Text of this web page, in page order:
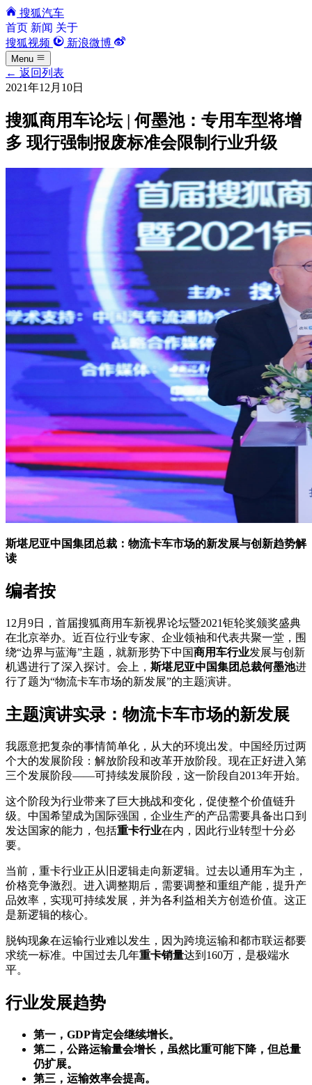
搜狐汽车
首页 新闻 关于
搜狐视频
新浪微博
Menu
← 返回列表
2021年12月10日
搜狐商用车论坛 | 何墨池：专用车型将增
多 现行强制报废标准会限制行业升级
斯堪尼亚中国集团总裁：物流卡车市场的新发展与创新趋势解
读
编者按
12月9日，首届搜狐商用车新视界论坛暨2021钜轮奖颁奖盛典
在北京举办。近百位行业专家、企业领袖和代表共聚一堂，围
绕“边界与蓝海”主题，就新形势下中国商用车行业发展与创新
机遇进行了深入探讨。会上， 斯堪尼亚中国集团总裁何墨池进
行了题为“物流卡车市场的新发展”的主题演讲。
主题演讲实录：物流卡车市场的新发展
我愿意把复杂的事情简单化，从大的环境出发。中国经历过两
个大的发展阶段：解放阶段和改革开放阶段。现在正好进入第
三个发展阶段——可持续发展阶段，这一阶段自2013年开始。
这个阶段为行业带来了巨大挑战和变化，促使整个价值链升
级。中国希望成为国际强国，企业生产的产品需要具备出口到
发达国家的能力，包括重卡行业在内，因此行业转型十分必
要。
当前，重卡行业正从旧逻辑走向新逻辑。过去以通用车为主，
价格竞争激烈。进入调整期后，需要调整和重组产能，提升产
品效率，实现可持续发展，并为各利益相关方创造价值。这正
是新逻辑的核心。
脱钩现象在运输行业难以发生，因为跨境运输和都市联运都要
求统一标准。中国过去几年重卡销量达到160万，是极端水
平。
行业发展趋势
第一，GDP肯定会继续增长。
第二，公路运输量会增长，虽然比重可能下降，但总量
仍扩展。
第三，运输效率会提高。